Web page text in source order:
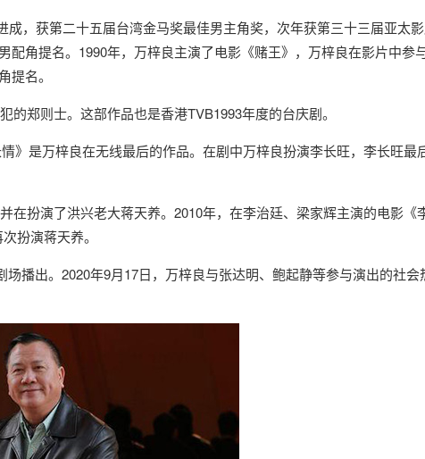
获第二十五届台湾金马奖最佳男主角奖，次年获第三十三届亚太
角提名。1990年，万梓良主演了电影《赌王》，万梓良在影片中参与
名。
郑则士。这部作品也是香港TVB1993年度的台庆剧。
是万梓良在无线最后的作品。在剧中万梓良扮演李长旺，李长旺最
在扮演了洪兴老大蒋天养。2010年，在李治廷、梁家辉主演的电影《
扮演蒋天养。
出。2020年9月17日，万梓良与张达明、鲍起静等参与演出的社会